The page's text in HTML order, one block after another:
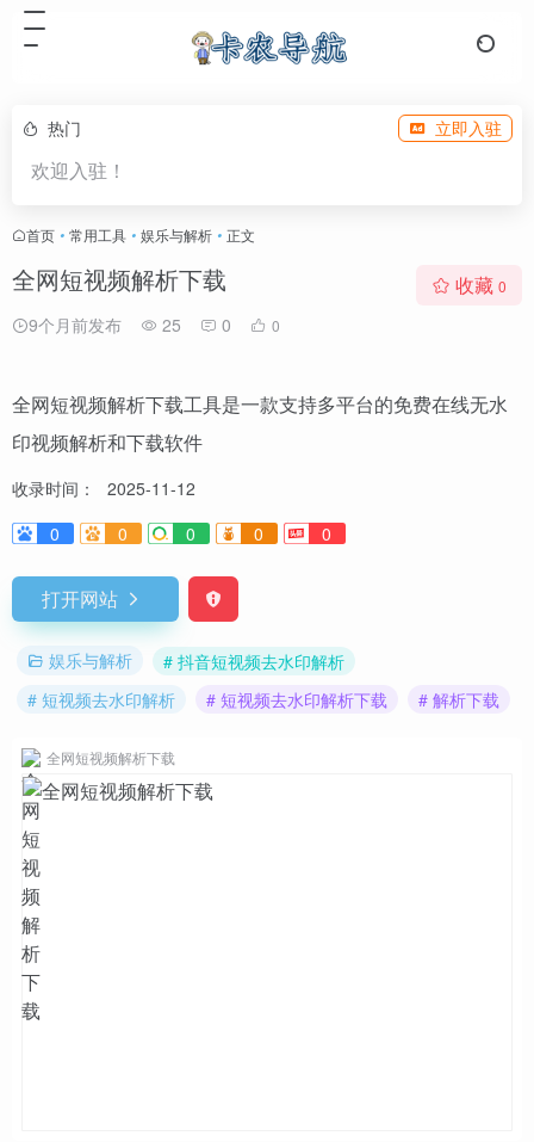
热门 立即入驻
欢迎入驻！
首页 • 常用工具 • 娱乐与解析 • 正文
全网短视频解析下载
9个月前发布 25 0 0
收藏 0
全网短视频解析下载工具是一款支持多平台的免费在线无水
印视频解析和下载软件
收录时间：
2025-11-12
0
0 0 0 0
打开网站
娱乐与解析
# 抖音短视频去水印解析
# 短视频去水印解析
# 短视频去水印解析下载 # 解析下载
全网短视频解析下载